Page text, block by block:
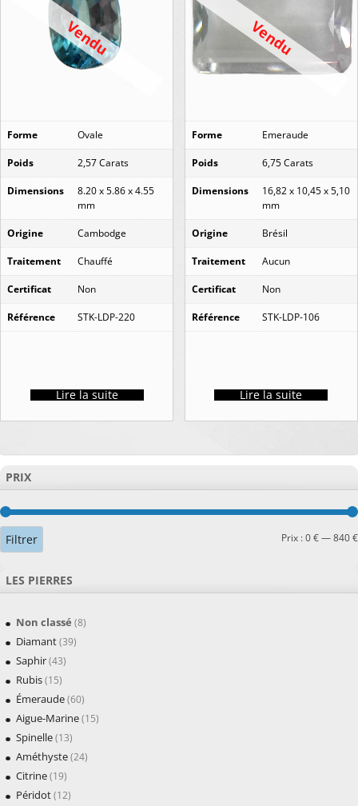
Vendu
Forme Ovale
Poids 2,57 Carats
Dimensions
8.20 x 5.86 x 4.55
mm
Origine Cambodge
Traitement Chauffé
Certificat Non
Référence STK-LDP-220
Lire la suite
Vendu
Forme Emeraude
Poids 6,75 Carats
Dimensions
16,82 x 10,45 x 5,10
mm
Origine Brésil
Traitement Aucun
Certificat Non
Référence STK-LDP-106
Lire la suite
PRIX
Filtrer Prix :0 €—840 €
LES PIERRES
Non classé (8)
Diamant(39)
Saphir(43)
Rubis(15)
Émeraude(60)
Aigue-Marine(15)
Spinelle(13)
Améthyste(24)
Citrine(19)
Péridot(12)